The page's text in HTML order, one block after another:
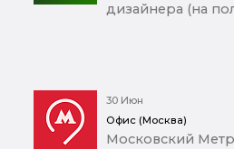
дизайнера (на
30 Июн
Офис (Москва)
Московский